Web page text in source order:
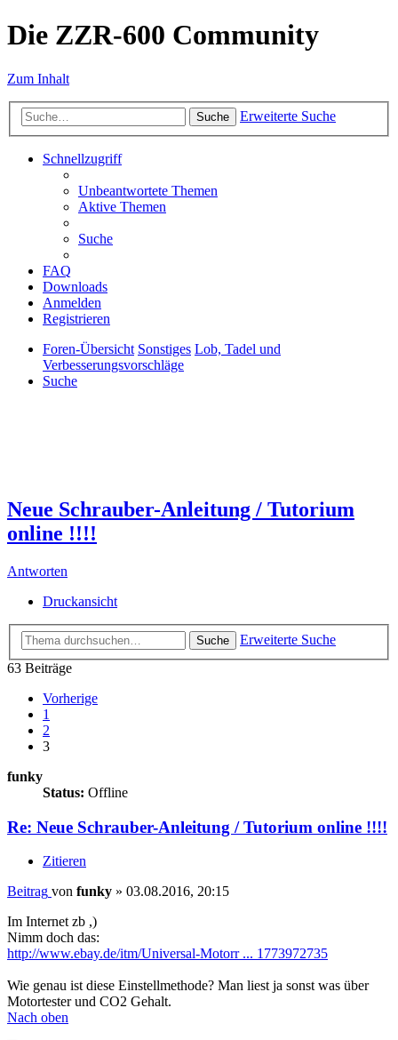
Die ZZR-600 Community
Zum Inhalt
Suche Erweiterte Suche
Schnellzugriff
Unbeantwortete Themen
Aktive Themen
Suche
FAQ
Downloads
Anmelden
Registrieren
Foren-Übersicht Sonstiges Lob, Tadel und
Verbesserungsvorschläge
Suche
Neue Schrauber-Anleitung / Tutorium
online !!!!
Antworten
Druckansicht
Suche
Erweiterte Suche
63 Beiträge
Vorherige
1
2
3
funky
Status: Offline
Re: Neue Schrauber-Anleitung / Tutorium online !!!!
Zitieren
Beitrag von funky » 03.08.2016, 20:15
Im Internet zb ,)
Nimm doch das:
http://www.ebay.de/itm/Universal-Motorr ... 1773972735
Wie genau ist diese Einstellmethode? Man liest ja sonst was über
Motortester und CO2 Gehalt.
Nach oben